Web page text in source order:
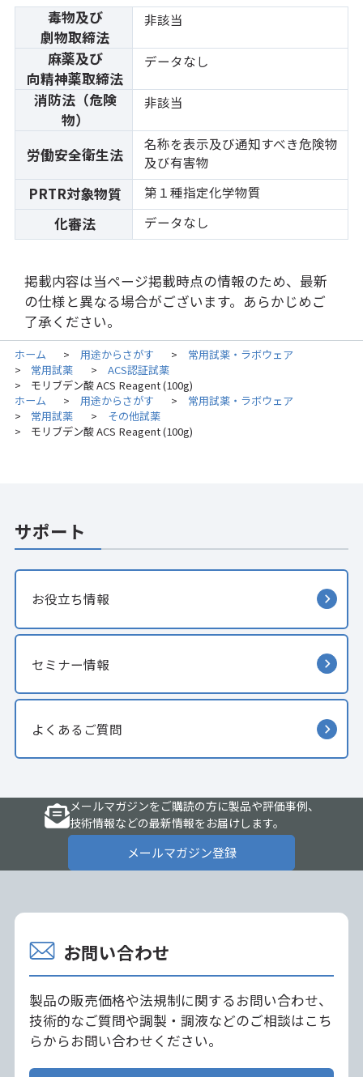
毒物及び
劇物取締法
非該当
麻薬及び
向精神薬取締法
データなし
消防法（危険
物）
非該当
労働安全衛生法
名称を表示及び通知すべき危険物
及び有害物
PRTR対象物質 第１種指定化学物質
化審法 データなし
掲載内容は当ページ掲載時点の情報のため、最新
の仕様と異なる場合がございます。あらかじめご
了承ください。
ホーム > 用途からさがす > 常用試薬・ラボウェア
> 常用試薬 > ACS認証試薬
>
モリブデン酸 ACS Reagent (100g)
ホーム
> 用途からさがす > 常用試薬・ラボウェア
> 常用試薬 > その他試薬
> モリブデン酸 ACS Reagent (100g)
サポート
お役立ち情報
セミナー情報
よくあるご質問
メールマガジンをご購読の方に製品や評価事例、
技術情報などの最新情報をお届けします。
メールマガジン登録
お問い合わせ
製品の販売価格や法規制に関するお問い合わせ、
技術的なご質問や調製・調液などのご相談はこち
らからお問い合わせください。